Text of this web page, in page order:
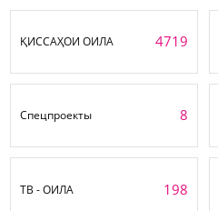
ҚИССАҲОИ ОИЛА 4719
Спецпроекты 8
ТВ - ОИЛА 198